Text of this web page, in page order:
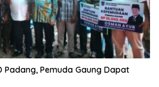
Padang, Pemuda Gaung Dapat